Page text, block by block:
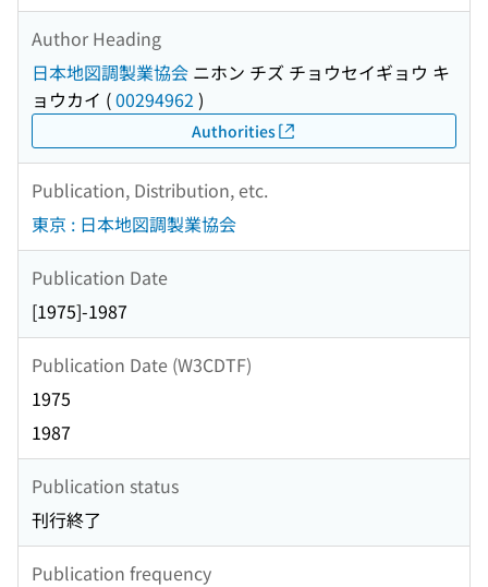
Author Heading
日本地図調製業協会 ニホン チズ チョウセイギョウ キ
ョウカイ (00294962 )
Authorities
Publication, Distribution, etc.
東京 : 日本地図調製業協会
Publication Date
[1975]-1987
Publication Date (W3CDTF)
1975
1987
Publication status
刊行終了
Publication frequency